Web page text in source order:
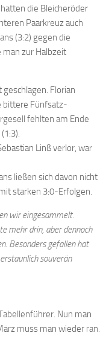
die Bleicheröder
Paarkreuz auch
(3:2) gegen die
zur Halbzeit
geschlagen. Florian
bittere Fünfsatz-
fehlten am Ende
Linß verlor, war
ließen sich davon nicht
starken 3:0-Erfolgen.
wir eingesammelt.
mehr drin, aber dennoch
Besonders gefallen hat
souverän
Nun man
muss man wieder ran.